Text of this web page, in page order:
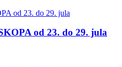
od 23. do 29. jula